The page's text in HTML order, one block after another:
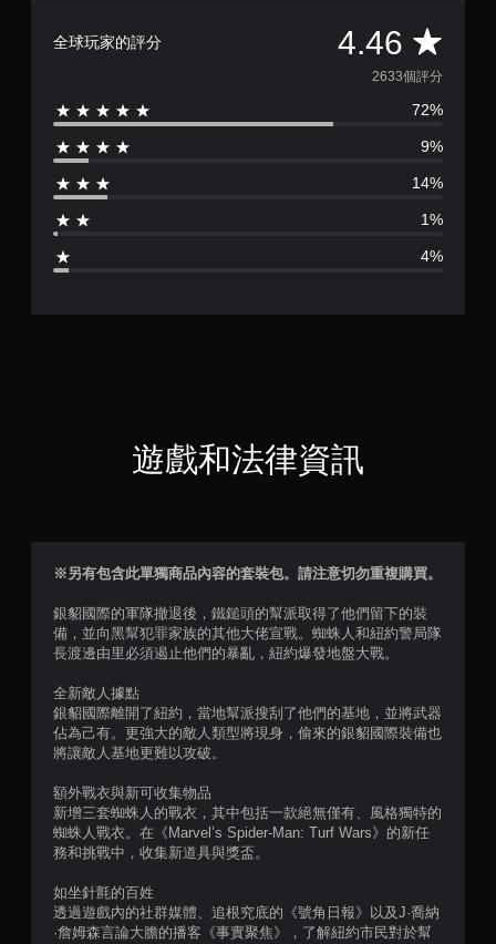
全球玩家的評分 4.46 平
均
評
分
4
分
5
）
共
6
2633個評分
72%
9%
14%
1%
4%
遊戲和法律資訊
※另有包含此單獨商品內容的套裝包。請注意切勿重複購買。
銀貂國際的軍隊撤退後，鐵鎚頭的幫派取得了他們留下的裝
備，並向黑幫犯罪家族的其他大佬宣戰。蜘蛛人和紐約警局隊
長渡邊由里必須遏止他們的暴亂，紐約爆發地盤大戰。
全新敵人據點
銀貂國際離開了紐約，當地幫派搜刮了他們的基地，並將武器
佔為己有。更強大的敵人類型將現身，偷來的銀貂國際裝備也
將讓敵人基地更難以攻破。
額外戰衣與新可收集物品
新增三套蜘蛛人的戰衣，其中包括一款絕無僅有、風格獨特的
蜘蛛人戰衣。在《Marvel’s Spider-Man: Turf Wars》的新任
務和挑戰中，收集新道具與獎盃。
如坐針氈的百姓
透過遊戲內的社群媒體、追根究底的《號角日報》以及J·喬納
·詹姆森言論大膽的播客《事實聚焦》，了解紐約市民對於幫